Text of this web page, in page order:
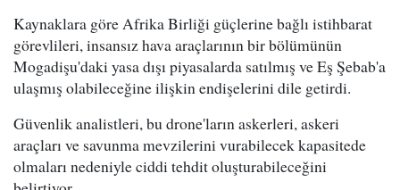
Kaynaklara göre Afrika Birliği güçlerine bağlı istihbarat
görevlileri, insansız hava araçlarının bir bölümünün
Mogadişu'daki yasa dışı piyasalarda satılmış ve Eş Şebab'a
ulaşmış olabileceğine ilişkin endişelerini dile getirdi.
Güvenlik analistleri, bu drone'ların askerleri, askeri
araçları ve savunma mevzilerini vurabilecek kapasitede
olmaları nedeniyle ciddi tehdit oluşturabileceğini